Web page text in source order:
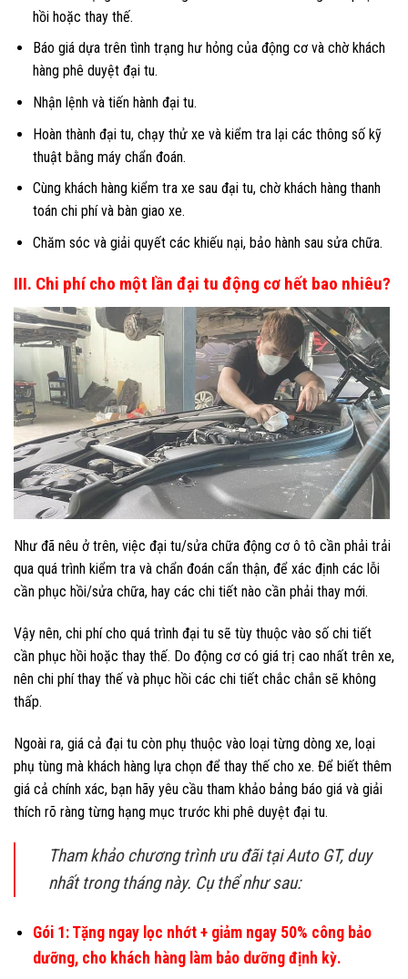
hồi hoặc thay thế.
Báo giá dựa trên tình trạng hư hỏng của động cơ và chờ khách
hàng phê duyệt đại tu.
Nhận lệnh và tiến hành đại tu.
Hoàn thành đại tu, chạy thử xe và kiểm tra lại các thông số kỹ
thuật bằng máy chẩn đoán.
Cùng khách hàng kiểm tra xe sau đại tu, chờ khách hàng thanh
toán chi phí và bàn giao xe.
Chăm sóc và giải quyết các khiếu nại, bảo hành sau sửa chữa.
III. Chi phí cho một lần đại tu động cơ hết bao nhiêu?
Như đã nêu ở trên, việc đại tu/sửa chữa động cơ ô tô cần phải trải
qua quá trình kiểm tra và chẩn đoán cẩn thận, để xác định các lỗi
cần phục hồi/sửa chữa, hay các chi tiết nào cần phải thay mới.
Vậy nên, chi phí cho quá trình đại tu sẽ tùy thuộc vào số chi tiết
cần phục hồi hoặc thay thế. Do động cơ có giá trị cao nhất trên xe,
nên chi phí thay thế và phục hồi các chi tiết chắc chắn sẽ không
thấp.
Ngoài ra, giá cả đại tu còn phụ thuộc vào loại từng dòng xe, loại
phụ tùng mà khách hàng lựa chọn để thay thế cho xe. Để biết thêm
giá cả chính xác, bạn hãy yêu cầu tham khảo bảng báo giá và giải
thích rõ ràng từng hạng mục trước khi phê duyệt đại tu.
Tham khảo chương trình ưu đãi tại Auto GT, duy
nhất trong tháng này. Cụ thể như sau:
Gói 1: Tặng ngay lọc nhớt + giảm ngay 50% công bảo
dưỡng, cho khách hàng làm bảo dưỡng định kỳ.